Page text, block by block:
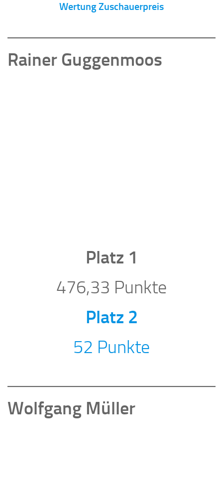
Wertung Zuschauerpreis
Rainer Guggenmoos
Platz 1
476,33 Punkte
Platz 2
52 Punkte
Wolfgang Müller